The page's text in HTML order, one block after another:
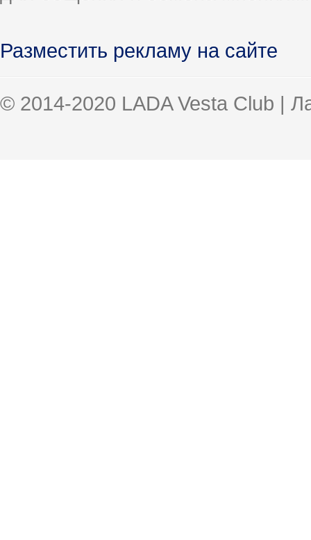
Разместить рекламу на сайте
© 2014-2020 LADA Vesta Club |